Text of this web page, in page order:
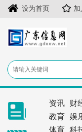
设为首页
资讯 财
教育
娱
体育
科